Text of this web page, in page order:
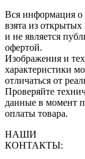
Вся информация о
взята из открытых
и не является
офертой.
Изображения и
характеристики
отличаться от
Проверяйте
данные в момент
оплаты товара.
НАШИ
КОНТАКТЫ: